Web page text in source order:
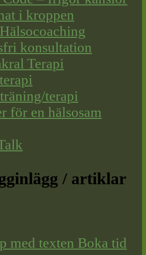
i kroppen
konsultation
Terapi
terapi
för en hälsosam
/ artiklar